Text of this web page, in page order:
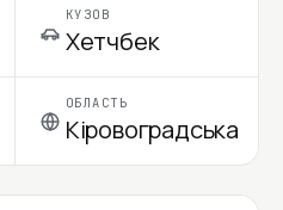
КУЗОВ
Хетчбек
ОБЛАСТЬ
Кіровоградська